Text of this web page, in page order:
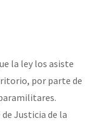
la ley los asiste
por parte de
Justicia de la